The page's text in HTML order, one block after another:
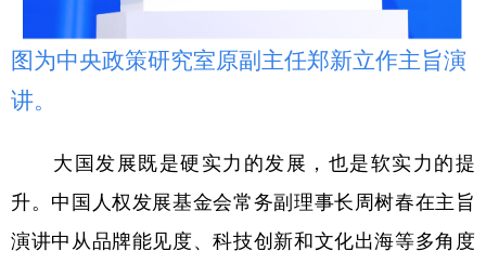
图为中央政策研究室原副主任郑新立作主旨演
讲。
大国发展既是硬实力的发展，也是软实力的提
升。中国人权发展基金会常务副理事长周树春在主旨
演讲中从品牌能见度、科技创新和文化出海等多角度